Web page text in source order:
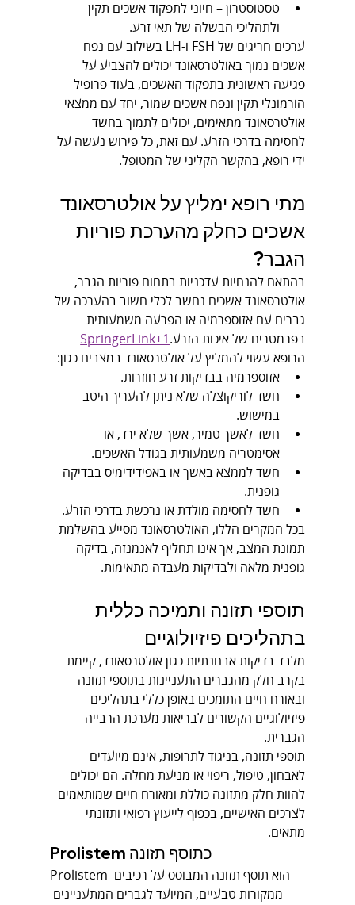
טסטוסטרון – חיוני לתפקוד אשכים תקין
ולתהליכי הבשלה של תאי זרע.
ערכים חריגים של FSH ו-LH בשילוב עם נפח
אשכים נמוך באולטרסאונד יכולים להצביע על
פגיעה ראשונית בתפקוד האשכים, בעוד פרופיל
הורמונלי תקין ונפח אשכים שמור, יחד עם ממצאי
אולטרסאונד מתאימים, יכולים לתמוך בחשד
לחסימה בדרכי הזרע. עם זאת, כל פירוש נעשה על
ידי רופא, בהקשר הקליני של המטופל.
מתי רופא ימליץ על אולטרסאונד
אשכים כחלק מהערכת פוריות
הגבר?
בהתאם להנחיות עדכניות בתחום פוריות הגבר,
אולטרסאונד אשכים נחשב לכלי חשוב בהערכה של
גברים עם אזוספרמיה או הפרעה משמעותית
בפרמטרים של איכות הזרע. SpringerLink+1
הרופא עשוי להמליץ על אולטרסאונד במצבים כגון:
אזוספרמיה בבדיקות זרע חוזרות.
חשד לוריקוצלה שלא ניתן להעריך היטב
במישוש.
חשד לאשך טמיר, אשך שלא ירד, או
אסימטריה משמעותית בגודל האשכים.
חשד לממצא באשך או באפידידימיס בבדיקה
גופנית.
חשד לחסימה מולדת או נרכשת בדרכי הזרע.
בכל המקרים הללו, האולטרסאונד מסייע בהשלמת
תמונת המצב, אך אינו תחליף לאנמנזה, בדיקה
גופנית מלאה ולבדיקות מעבדה מתאימות.
תוספי תזונה ותמיכה כללית
בתהליכים פיזיולוגיים
מלבד בדיקות אבחנתיות כגון אולטרסאונד, קיימת
בקרב חלק מהגברים התעניינות בתוספי תזונה
ובאורח חיים התומכים באופן כללי בתהליכים
פיזיולוגיים הקשורים לבריאות מערכת הרבייה
הגברית.
תוספי תזונה, בניגוד לתרופות, אינם מיועדים
לאבחון, טיפול, ריפוי או מניעת מחלה. הם יכולים
להוות חלק מתזונה כוללת ומאורח חיים שמותאמים
לצרכים האישיים, בכפוף לייעוץ רפואי ותזונתי
מתאים.
Prolistem כתוסף תזונה
Prolistem הוא תוסף תזונה המבוסס על רכיבים
ממקורות טבעיים, המיועד לגברים המתעניינים